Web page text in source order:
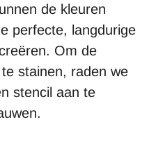
de kleuren
perfecte, langdurige
Om de
stainen, raden we
stencil aan te